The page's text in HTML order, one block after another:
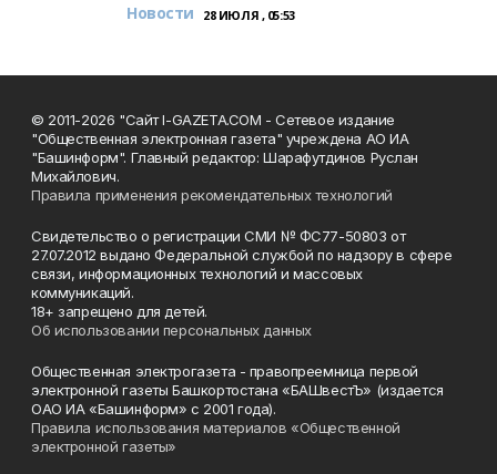
Новости 28 ИЮЛЯ , 05:53
© 2011-2026 "Сайт I-GAZETA.COM - Сетевое издание
"Общественная электронная газета" учреждена АО ИА
"Башинформ". Главный редактор: Шарафутдинов Руслан
Михайлович.
Правила применения рекомендательных технологий
Свидетельство о регистрации СМИ № ФС77-50803 от
27.07.2012 выдано Федеральной службой по надзору в сфере
связи, информационных технологий и массовых
коммуникаций.
18+ запрещено для детей.
Об использовании персональных данных
Общественная электрогазета - правопреемница первой
электронной газеты Башкортостана «БАШвестЪ» (издается
ОАО ИА «Башинформ» с 2001 года).
Правила использования материалов «Общественной
электронной газеты»